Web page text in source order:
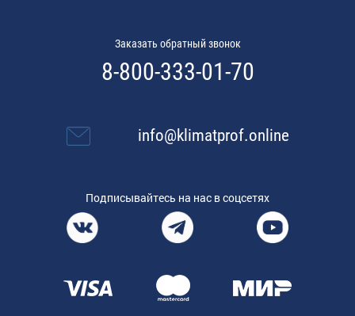
Заказать обратный звонок
8-800-333-01-70
info@klimatprof.online
Подписывайтесь на нас в соцсетях